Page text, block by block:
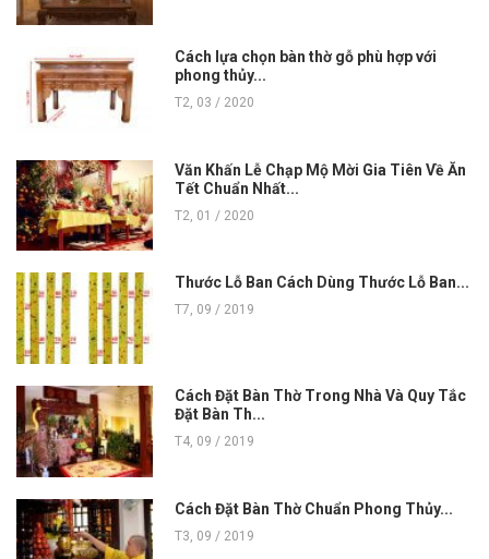
Cách lựa chọn bàn thờ gỗ phù hợp với
phong thủy...
T2, 03 / 2020
Văn Khấn Lễ Chạp Mộ Mời Gia Tiên Về Ăn
Tết Chuẩn Nhất...
T2, 01 / 2020
Thước Lỗ Ban Cách Dùng Thước Lỗ Ban...
T7, 09 / 2019
Cách Đặt Bàn Thờ Trong Nhà Và Quy Tắc
Đặt Bàn Th...
T4, 09 / 2019
Cách Đặt Bàn Thờ Chuẩn Phong Thủy...
T3, 09 / 2019